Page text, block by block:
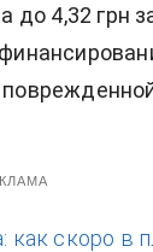
до 4,32 грн
как скоро в